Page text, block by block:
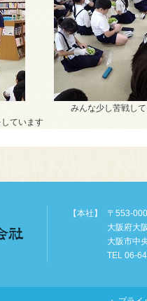
ています
みんな少し苦戦し
【本社】
〒553-
大阪府大
大阪市中
TEL 06-